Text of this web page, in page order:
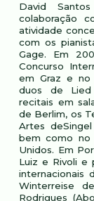
David
colaboração
atividade
com os
Gage. Em
Concurso
em Graz e no
duos de Lied
recitais em
de Berlim, os
Artes
bem como no
Unidos. Em
Luiz e Rivoli e
internacionais
Winterreise
Rodrigues